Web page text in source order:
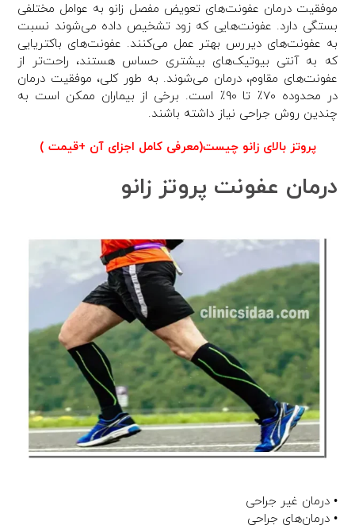
موفقیت درمان عفونت‌های تعویض مفصل زانو به عوامل مختلفی
بستگی دارد. عفونت‌هایی که زود تشخیص داده می‌شوند نسبت
به عفونت‌های دیررس بهتر عمل می‌کنند. عفونت‌های باکتریایی
که به آنتی بیوتیک‌های بیشتری حساس هستند، راحت‌تر از
عفونت‌های مقاوم، درمان می‌شوند. به طور کلی، موفقیت درمان
در محدوده 70٪ تا 90٪ است. برخی از بیماران ممکن است به
چندین روش جراحی نیاز داشته باشند.
پروتز بالای زانو چیست(معرفی کامل اجزای آن +قیمت )
درمان عفونت پروتز زانو
• درمان غیر جراحی
• درمان‌های جراحی